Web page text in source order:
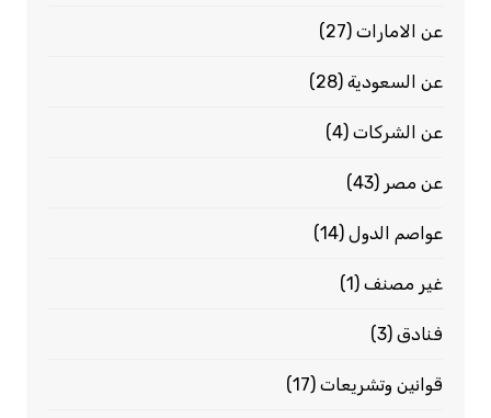
عن الامارات(27)
عن السعودية(28)
عن الشركات(4)
عن مصر (43)
عواصم الدول(14)
غير مصنف(1)
فنادق(3)
قوانين وتشريعات(17)